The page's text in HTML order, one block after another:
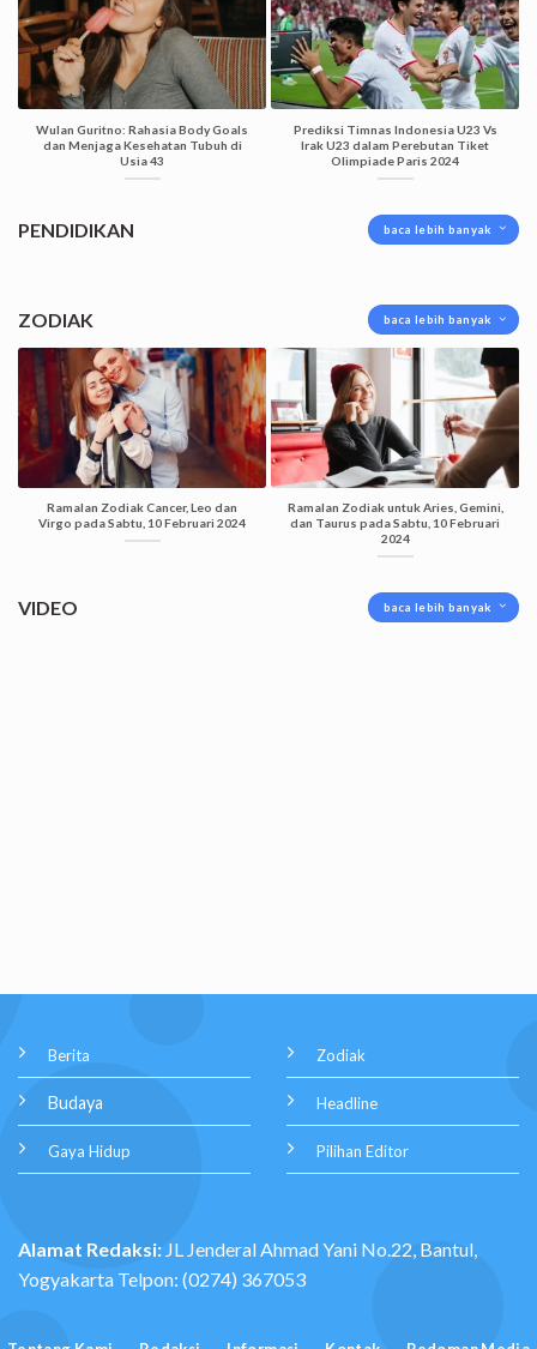
Wulan Guritno: Rahasia Body Goals
dan Menjaga Kesehatan Tubuh di
Usia 43
Prediksi Timnas Indonesia U23 Vs
Irak U23 dalam Perebutan Tiket
Olimpiade Paris 2024
PENDIDIKAN baca lebih banyak
ZODIAK baca lebih banyak
Ramalan Zodiak Cancer, Leo dan
Virgo pada Sabtu, 10 Februari 2024
Ramalan Zodiak untuk Aries, Gemini,
dan Taurus pada Sabtu, 10 Februari
2024
VIDEO baca lebih banyak
Berita
Budaya
Gaya Hidup
Zodiak
Headline
Pilihan Editor
Alamat Redaksi: JL Jenderal Ahmad Yani No.22, Bantul,
Yogyakarta Telpon: (0274) 367053